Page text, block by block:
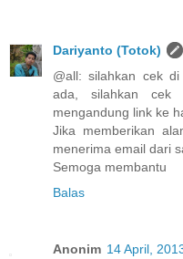
Dariyanto (Totok)
@all: silahkan cek
ada, silahkan cek
mengandung link ke
Jika memberikan
menerima email dari
Semoga membantu
Balas
Anonim 14 April,